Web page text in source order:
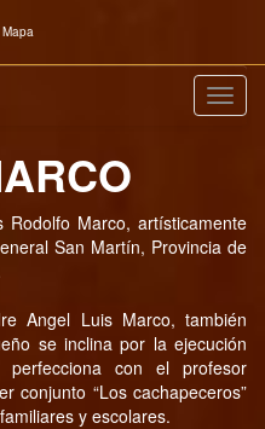
Mapa
Rodolfo Marco, artísticamente
San Martín, Provincia de
Angel Luis Marco, también
se inclina por la ejecución
perfecciona con el profesor
conjunto “Los cachapeceros”
y escolares.